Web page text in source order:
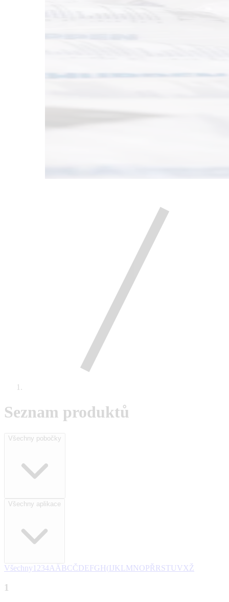
Seznam produktů
Všechny pobočky
Všechny aplikace
Všechny 1 234A ÄBCČDEFGH(I JKLMNOPŘRSTUVXŽ
1